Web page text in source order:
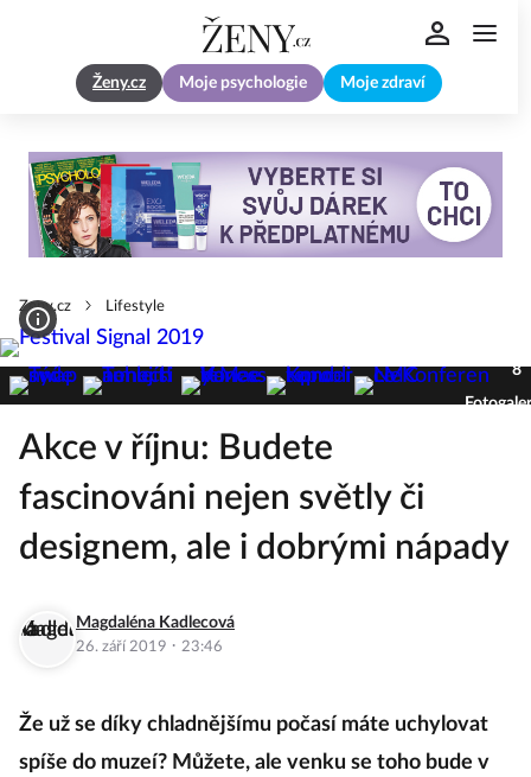
Ženy.cz Moje psychologie Moje zdraví
Zeny.cz Lifestyle
8
Akce v říjnu: Budete
fascinováni nejen světly či
designem, ale i dobrými nápady
Magdaléna Kadlecová
26. září 2019 · 23:46
Že už se díky chladnějšímu počasí máte uchylovat
spíše do muzeí? Můžete, ale venku se toho bude v